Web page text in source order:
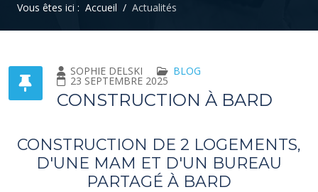
Vous êtes ici : Accueil Actualités
SOPHIE DELSKI BLOG
23 SEPTEMBRE 2025
CONSTRUCTION À BARD
CONSTRUCTION DE 2 LOGEMENTS,
D'UNE MAM ET D'UN BUREAU
PARTAGÉ À BARD